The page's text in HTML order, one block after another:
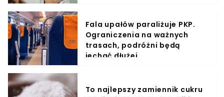
Fala upałów paraliżuje PKP.
Ograniczenia na ważnych
trasach, podróżni będą
jechać dłużej
To najlepszy zamiennik cukru